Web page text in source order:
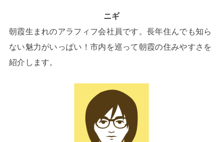
ニギ
朝霞生まれのアラフィフ会社員です。長年住んでも知ら
ない魅力がいっぱい！市内を巡って朝霞の住みやすさを
紹介します。